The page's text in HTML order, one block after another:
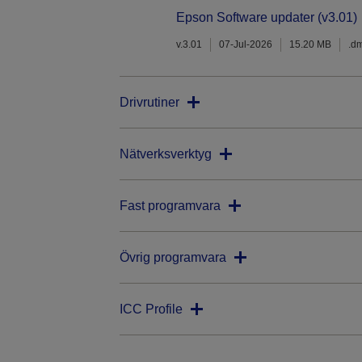
Epson Software updater (v3.01)
v.3.01 07-Jul-2026 15.20 MB
Drivrutiner
Nätverksverktyg
Fast programvara
Övrig programvara
ICC Profile